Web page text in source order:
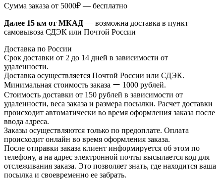
Сумма заказа от 5000₽ — бесплатно
Далее 15 км от МКАД — возможна доставка в пункт
самовывоза СДЭК или Почтой России
Доставка по России
Срок доставки от 2 до 14 дней в зависимости от
удаленности.
Доставка осуществляется Почтой России или СДЭК.
Минимальная стоимость заказа ー 1000 рублей.
Стоимость доставки от 150 рублей в зависимости от
удаленности, веса заказа и размера посылки. Расчет доставки
происходит автоматически во время оформления заказа после
ввода адреса.
Заказы осуществляются только по предоплате. Оплата
происходит онлайн во время оформления заказа.
После отправки заказа клиент информируется об этом по
телефону, а на адрес электронной почты высылается код для
отслеживания заказа. Это позволяет знать, где находится ваша
посылка и своевременно ее забрать.